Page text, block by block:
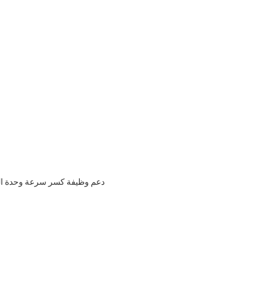
* دعم وظيفة كسر سرعة وحدة